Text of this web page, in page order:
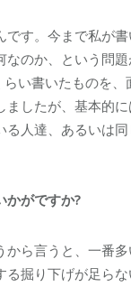
す。今まで私が
のか、という問
い書いたものを
したが、基本的
人達、あるいは
かがですか?
ら言うと、一番
る掘り下げが足ら